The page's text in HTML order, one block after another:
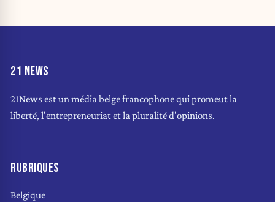
21 NEWS
21News est un média belge francophone qui promeut la
liberté, l'entrepreneuriat et la pluralité d'opinions.
RUBRIQUES
Belgique